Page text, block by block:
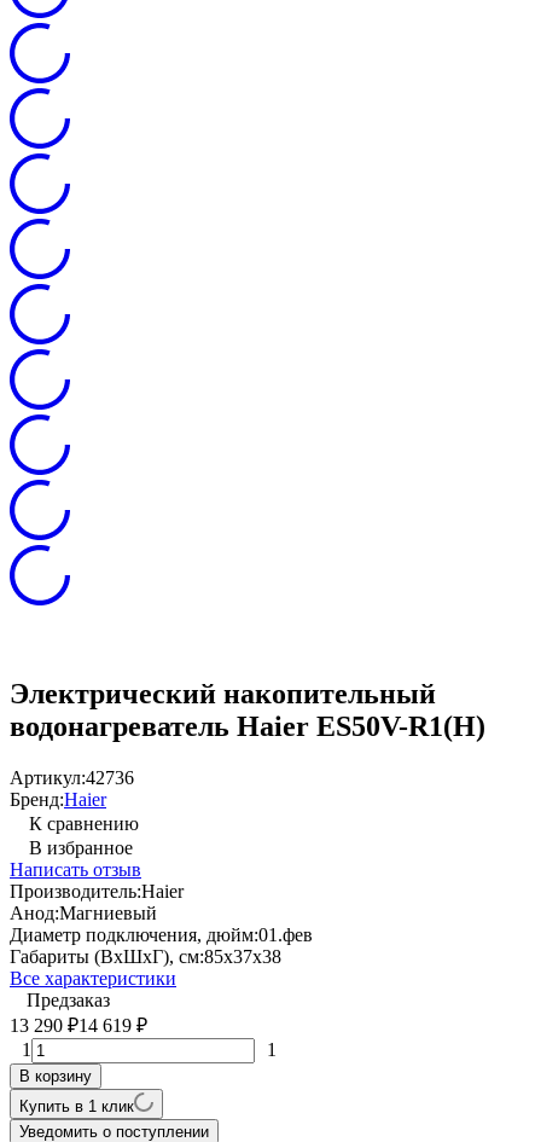
Электрический накопительный
водонагреватель Haier ES50V-R1(H)
Артикул:42736
Бренд:Haier
К сравнению
В избранное
Написать отзыв
Производитель:Haier
Анод:Магниевый
Диаметр подключения, дюйм:01.фев
Габариты (ВхШхГ), см:85x37x38
Все характеристики
Предзаказ
13 290 ₽14 619 ₽
1 1
В корзину
Купить в 1 клик
Уведомить о поступлении